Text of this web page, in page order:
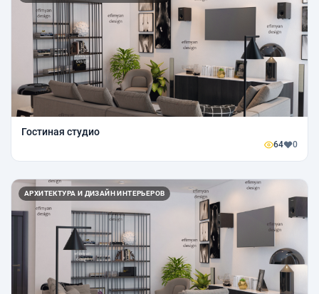
Гостиная студио
64 0
АРХИТЕКТУРА И ДИЗАЙН ИНТЕРЬЕРОВ